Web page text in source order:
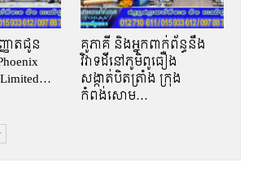
ាតជូន
Limited…
គូភាគី និងអ្នកពាក់ព័ន្ធនឹង
វិវាទដីនៅភូមិពូធឿង
សង្កាត់បិតត្រាំង ក្រុង
កំពង់សោម…